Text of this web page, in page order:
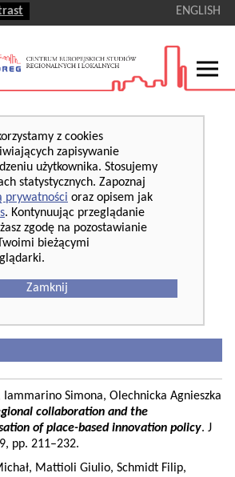
ENGLISH
z cookies
zapisywanie
użytkownika. Stosujemy
statystycznych. Zapoznaj
prywatności oraz opisem jak
. Kontynuując przeglądanie
zgodę na pozostawianie
bieżącymi
Zamknij
Iammarino Simona, Olechnicka Agnieszka
collaboration and the
of place-based innovation policy. J
pp. 211–232.
Mattioli Giulio, Schmidt Filip,